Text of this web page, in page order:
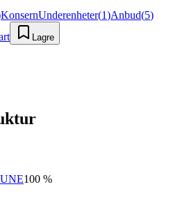
KonsernUnderenheter(1)Anbud(5)
Lagre
100 %